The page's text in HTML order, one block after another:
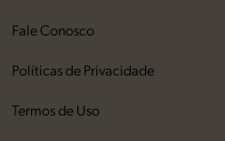
Fale Conosco
Políticas de Privacidade
Termos de Uso